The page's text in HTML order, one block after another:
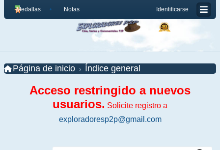
Identificarse
Medallas Notas
Página de inicio Índice general
Acceso restringido a nuevos
usuarios. Solicite registro a
exploradoresp2p@gmail.com